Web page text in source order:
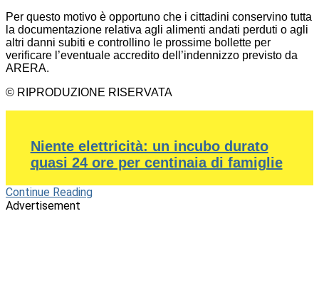
Per questo motivo è opportuno che i cittadini conservino tutta
la documentazione relativa agli alimenti andati perduti o agli
altri danni subiti e controllino le prossime bollette per
verificare l’eventuale accredito dell’indennizzo previsto da
ARERA.
© RIPRODUZIONE RISERVATA
Niente elettricità: un incubo durato
quasi 24 ore per centinaia di famiglie
Continue Reading
Advertisement